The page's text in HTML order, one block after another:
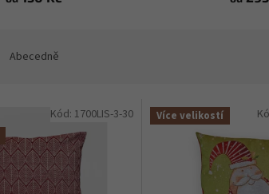
Abecedně
Kód: 1700LIS-3-30 Více velikostí